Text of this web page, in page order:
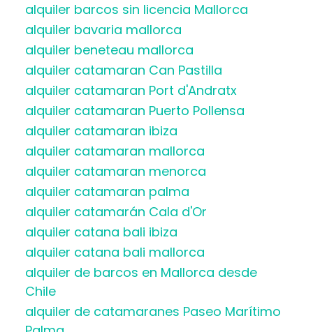
alquiler barcos sin licencia Mallorca
alquiler bavaria mallorca
alquiler beneteau mallorca
alquiler catamaran Can Pastilla
alquiler catamaran Port d'Andratx
alquiler catamaran Puerto Pollensa
alquiler catamaran ibiza
alquiler catamaran mallorca
alquiler catamaran menorca
alquiler catamaran palma
alquiler catamarán Cala d'Or
alquiler catana bali ibiza
alquiler catana bali mallorca
alquiler de barcos en Mallorca desde
Chile
alquiler de catamaranes Paseo Marítimo